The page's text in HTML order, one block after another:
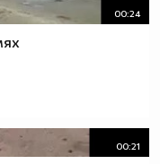
00:24
00:21